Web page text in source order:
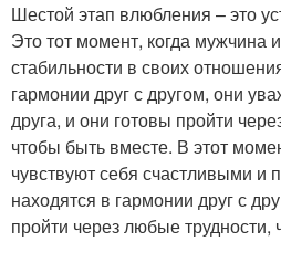
Шестой этап влюбления – это
Это тот момент, когда мужчина
стабильности в своих
гармонии друг с другом, они
друга, и они готовы пройти
чтобы быть вместе. В этот
чувствуют себя счастливыми и
находятся в гармонии друг с
пройти через любые трудности,